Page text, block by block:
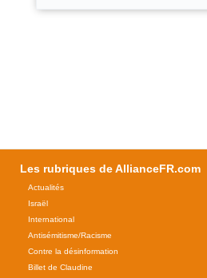
Les rubriques de AllianceFR.com
Actualités
Israël
International
Antisémitisme/Racisme
Contre la désinformation
Billet de Claudine